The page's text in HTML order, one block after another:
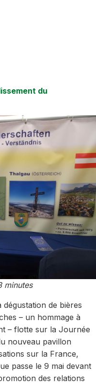
du
minutes
dégustation de bières
– un hommage à
– flotte sur la Journée
nouveau pavillon
sur la France,
passe le 9 mai devant
des relations